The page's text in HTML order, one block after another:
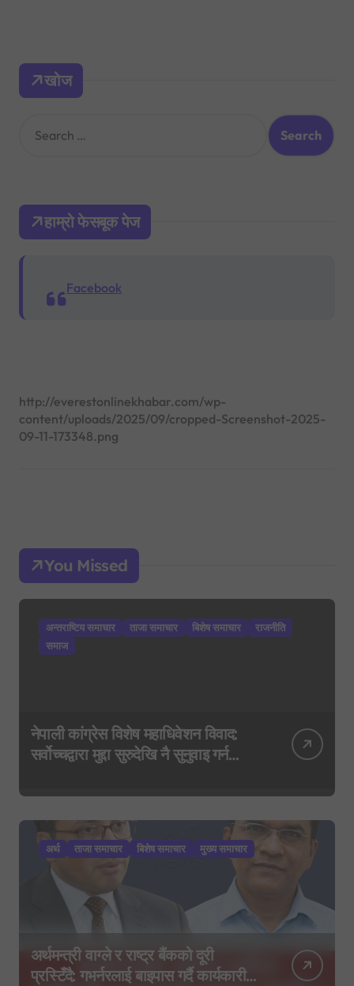
खोज
h
o
r
हाम्रो फेसबूक पेज
Facebook
http://everestonlinekhabar.com/wp-
content/uploads/2025/09/cropped-Screenshot-2025-
09-11-173348.png
You Missed
अन्तराष्टिय समाचार ताजा समाचार बिशेष समाचार
राजनीति
समाज
नेपाली कांग्रेस विशेष महाधिवेशन विवाद:
सर्वोच्चद्वारा मुद्दा सुरुदेखि नै सुनुवाइ गर्न
अर्थ ताजा समाचार बिशेष समाचार मुख्य समाचार
अर्थमन्त्री वाग्ले र राष्ट्र बैंकको दूरी
प्रस्टिँदै: गभर्नरलाई बाइपास गर्दै कार्यकारी